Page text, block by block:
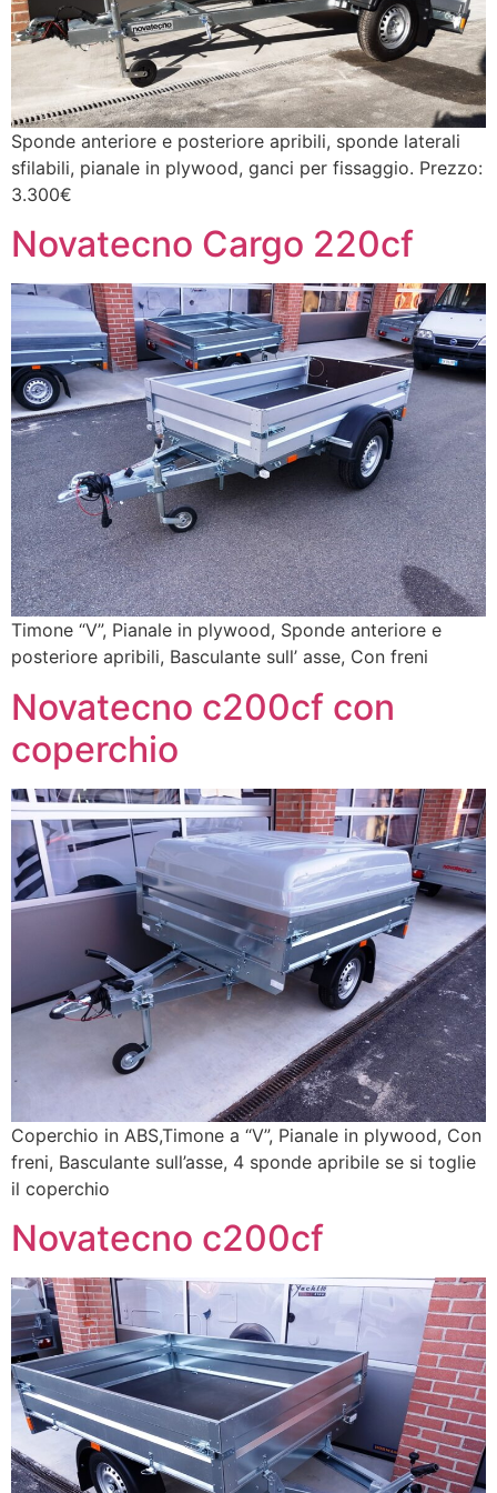
Sponde anteriore e posteriore apribili, sponde laterali
sfilabili, pianale in plywood, ganci per fissaggio. Prezzo:
3.300€
Novatecno Cargo 220cf
Timone “V”, Pianale in plywood, Sponde anteriore e
posteriore apribili, Basculante sull’ asse, Con freni
Novatecno c200cf con
coperchio
Coperchio in ABS,Timone a “V”, Pianale in plywood, Con
freni, Basculante sull’asse, 4 sponde apribile se si toglie
il coperchio
Novatecno c200cf